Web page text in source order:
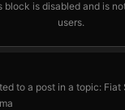
block is disabled and is
users.
to a post in a topic: Fiat